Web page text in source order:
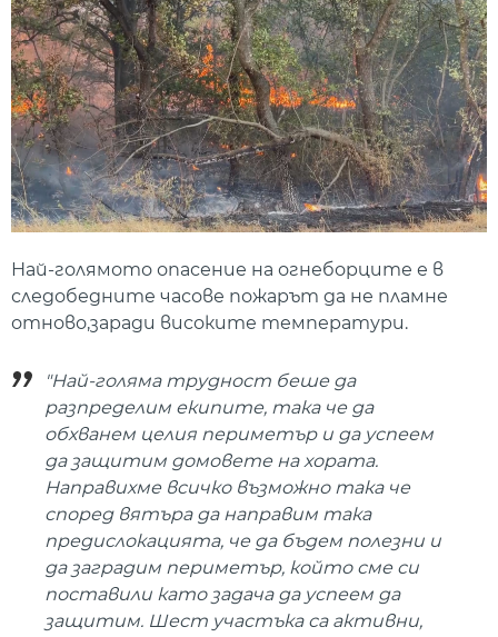
Най-голямото опасение на огнеборците е в
следобедните часове пожарът да не пламне
отново,заради високите температури.
"Най-голяма трудност беше да
разпределим екипите, така че да
обхванем целия периметър и да успеем
да защитим домовете на хората.
Направихме всичко възможно така че
според вятъра да направим така
предислокацията, че да бъдем полезни и
да заградим периметър, който сме си
поставили като задача да успеем да
защитим. Шест участъка са активни,